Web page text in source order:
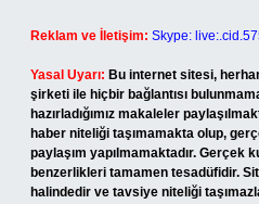
Reklam ve İletişim: Skype:
Yasal Uyarı: Bu internet sitesi,
şirketi ile hiçbir bağlantısı
hazırladığımız makaleler
haber niteliği taşımamakta olup,
paylaşım yapılmamaktadır. Gerçek
benzerlikleri tamamen tesadüfidir.
halindedir ve tavsiye niteliği